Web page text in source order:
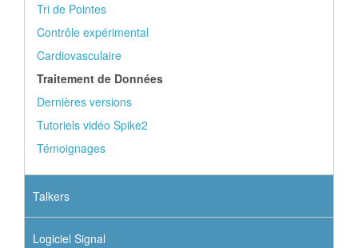
Tri de Pointes
Contrôle expérimental
Cardiovasculaire
Traitement de Données
Dernières versions
Tutoriels vidéo Spike2
Témoignages
Talkers
Logiciel Signal